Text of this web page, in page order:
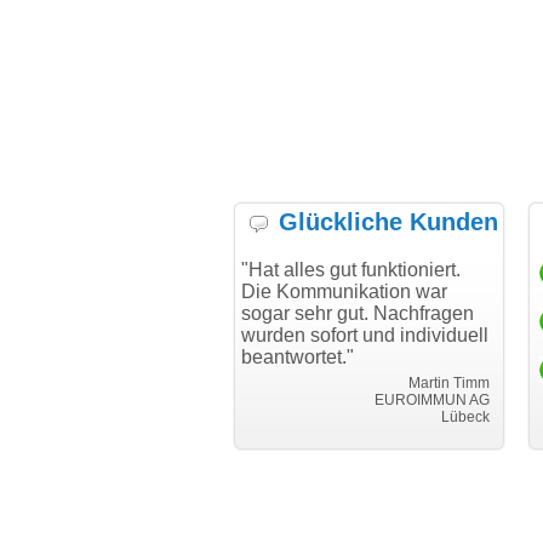
Glückliche Kunden
"Hat alles gut funktioniert.
Die Kommunikation war
sogar sehr gut. Nachfragen
wurden sofort und individuell
beantwortet."
Martin Timm
EUROIMMUN AG
"Danke
Transfer
i can